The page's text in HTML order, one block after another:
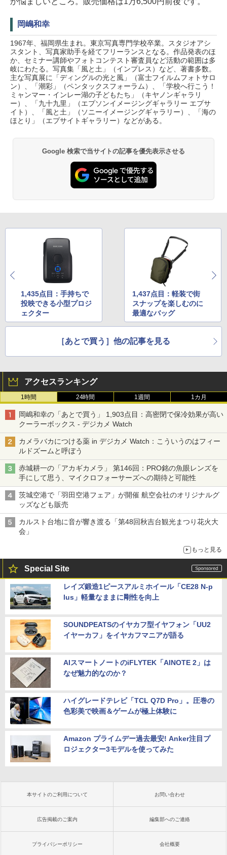
岡嶋和幸
1967年、福岡県生まれ。東京写真専門学校卒業。スタジオアシ
スタント、写真家助手を経てフリーランスとなる。作品発表のほ
か、セミナー講師やフォトコンテスト審査員など活動の範囲は多
岐にわたる。写真集「風と土」（インプレス）など、著書多数。
主な写真展に「ディングルの光と風」（富士フイルムフォトサロ
ン）、「潮彩」（ペンタックスフォーラム）、「学校へ行こう！
ミャンマー・インレー湖の子どもたち」（キヤノンギャラリ
ー）、「九十九里」（エプソンイメージングギャラリー エプサ
イト）、「風と土」（ソニーイメージングギャラリー）、「海の
ほとり」（エプサイトギャラリー）などがある。
Google 検索で当サイトの記事を優先表示させる
1,435点目：手持ちで
投映できる小型プロジ
ェクター
1,437点目：軽装で街
スナップを楽しむのに
最適なバッグ
［あとで買う］他の記事を見る
アクセスランキング
1時間 24時間 1週間 1カ月
岡嶋和幸の「あとで買う」 1,903点目：高密閉で保冷効果が高い
クーラーボックス - デジカメ Watch
カメラバカにつける薬 in デジカメ Watch：こういうのはフィー
ルドズームと呼ぼう
赤城耕一の「アカギカメラ」 第146回：PRO銘の魚眼レンズを
手にして思う、マイクロフォーサーズへの期待と可能性
茨城空港で「羽田空港フェア」が開催 航空会社のオリジナルグ
ッズなども販売
カルスト台地に音が響き渡る「第48回秋吉台観光まつり花火大
会」
もっと見る
Special Site
レイズ鍛造1ピースアルミホイール「CE28 N-p
lus」軽量なままに剛性を向上
SOUNDPEATSのイヤカフ型イヤフォン「UU2
イヤーカフ」をイヤカフマニアが語る
AIスマートノートのiFLYTEK「AINOTE 2」は
なぜ魅力的なのか？
ハイグレードテレビ「TCL Q7D Pro」。圧巻の
色彩美で映画＆ゲームが極上体験に
Amazon プライムデー過去最安! Anker注目プ
ロジェクター3モデルを使ってみた
本サイトのご利用について お問い合わせ
広告掲載のご案内 編集部へのご連絡
プライバシーポリシー 会社概要